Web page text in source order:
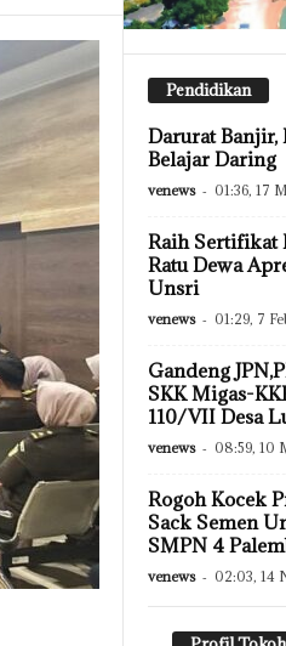
Pendidikan
Darurat Banjir,
Belajar Daring
venews - 01:36, 17
Raih Sertifikat
Ratu Dewa
Unsri
venews - 01:29, 7
Gandeng
SKK Migas-
110/VII Desa
venews - 08:59, 10
Rogoh Kocek
Sack Semen
SMPN 4
venews - 02:03, 14